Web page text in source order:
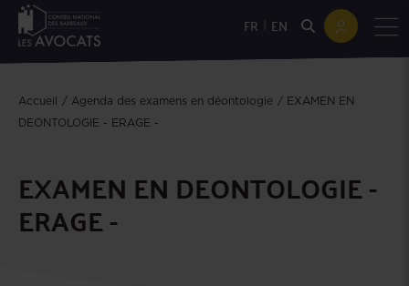
FR EN
Accueil Agenda des examens en déontologie
EXAMEN EN
DEONTOLOGIE - ERAGE -
EXAMEN EN DEONTOLOGIE -
ERAGE -